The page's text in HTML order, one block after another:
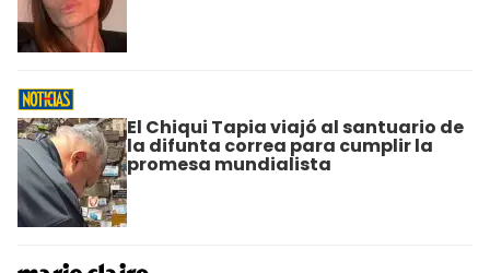
El Chiqui Tapia viajó al santuario de
la difunta correa para cumplir la
promesa mundialista